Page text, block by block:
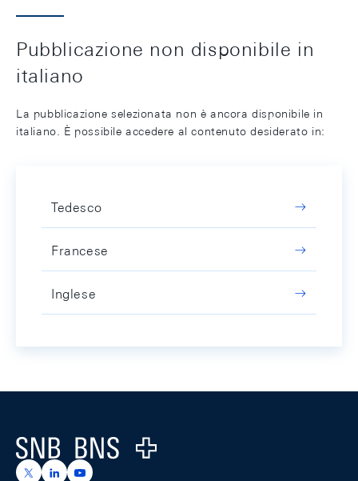
Pubblicazione non disponibile in
italiano
La pubblicazione selezionata non è ancora disponibile in
italiano. È possibile accedere al contenuto desiderato in:
Tedesco
Francese
Inglese
Logo
https://x.com/snb_bns
https://ch.linkedin.com/company/swiss-national-
https://www.youtube.com/@swissnationalbank